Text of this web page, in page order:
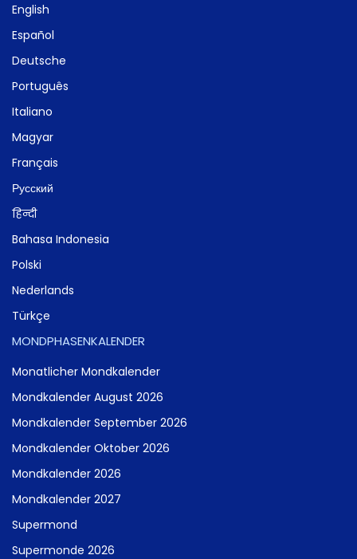
English
Español
Deutsche
Português
Italiano
Magyar
Français
Русский
हिन्दी
Bahasa Indonesia
Polski
Nederlands
Türkçe
MONDPHASENKALENDER
Monatlicher Mondkalender
Mondkalender August 2026
Mondkalender September 2026
Mondkalender Oktober 2026
Mondkalender 2026
Mondkalender 2027
Supermond
Supermonde 2026